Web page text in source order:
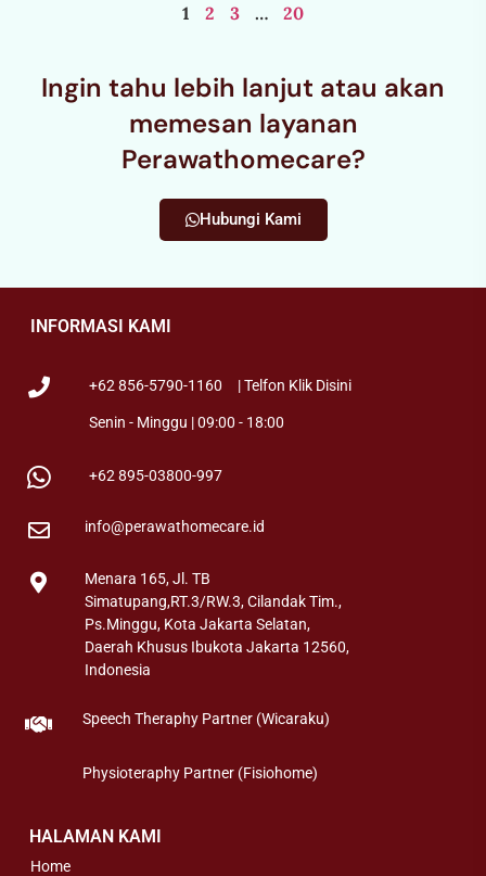
1 2 3 … 20
Ingin tahu lebih lanjut atau akan
memesan layanan
Perawathomecare?
Hubungi Kami
INFORMASI KAMI
| Telfon Klik Disini
+62 856-5790-1160
Senin - Minggu | 09:00 - 18:00
+62 895-03800-997
info@perawathomecare.id
Menara 165, Jl. TB
Simatupang,RT.3/RW.3, Cilandak Tim.,
Ps.Minggu, Kota Jakarta Selatan,
Daerah Khusus Ibukota Jakarta 12560,
Indonesia
Speech Theraphy Partner (Wicaraku)
Physioteraphy Partner (Fisiohome)
HALAMAN KAMI
Home